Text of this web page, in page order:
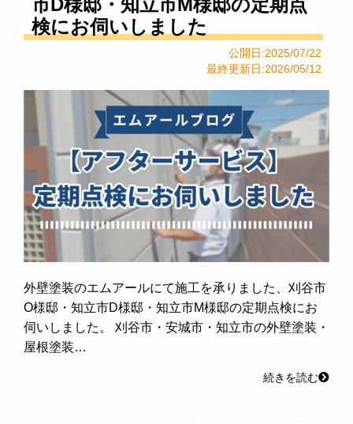
市D様邸・知立市M様邸の定期点
検にお伺いしました
公開日:2025/07/22
最終更新日:2026/05/12
外壁塗装のエムアールにて施工を承りました、刈谷市
O様邸・知立市D様邸・知立市M様邸の定期点検にお
伺いしました。 刈谷市・安城市・知立市の外壁塗装・
屋根塗装…
続きを読む